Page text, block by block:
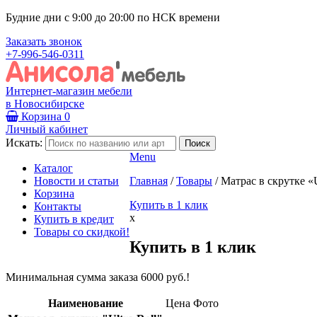
Будние дни с 9:00 до 20:00 по НСК времени
Заказать звонок
+7-996-546-0311
Интернет-магазин мебели
в Новосибирске
Корзина 0
Личный кабинет
Искать:
Каталог
Новости и статьи
Корзина
Контакты
Купить в кредит
Товары со скидкой!
Menu
Главная / Товары / Матрас в скрутке
Купить в 1 клик
x
Купить в 1 клик
Минимальная сумма заказа 6000 руб.!
Наименование Цена Фото